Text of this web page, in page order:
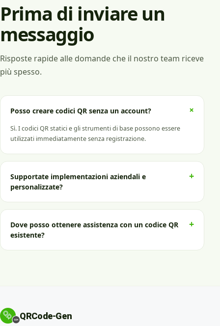
Prima di inviare un
messaggio
Risposte rapide alle domande che il nostro team riceve
più spesso.
Posso creare codici QR senza un account? +
Sì. I codici QR statici e gli strumenti di base possono essere
utilizzati immediatamente senza registrazione.
Supportate implementazioni aziendali e
personalizzate?
+
Dove posso ottenere assistenza con un codice QR
esistente?
+
QRCode-Gen